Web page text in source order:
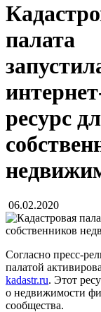
палата
ресурс
06.02.2020
Согласно пресс-
палатой
kadastr.ru. Этот
о недвижимости
сообщества.